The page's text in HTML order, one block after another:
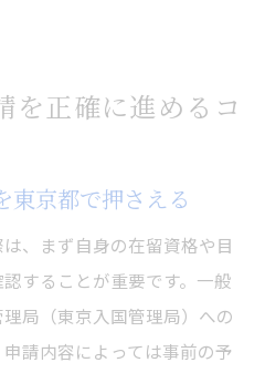
請手続きの全体像を知る
順序を間違えない方法
京都ならではの注意点
で早く進める流れの秘訣
請は可能なのか
請は自分でできるか検証
を正確に進めるコ
東京都で押さえる
、まず自身の在留資格や目
することが重要です。一般
局（東京入国管理局）への
請内容によっては事前の予